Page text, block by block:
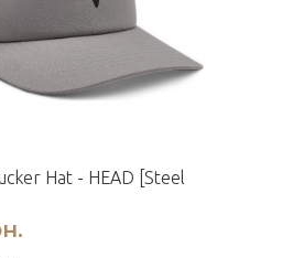
Hat - HEAD [Steel